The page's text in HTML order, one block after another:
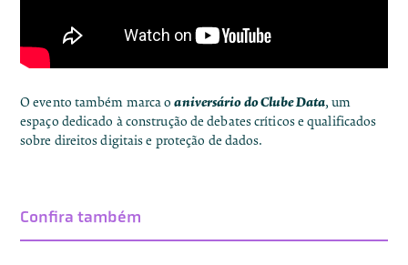
O evento também marca oaniversário doClube Data, um
espaço dedicado à construção de debates críticos e qualificados
sobre direitos digitais e proteção de dados.
Confira também